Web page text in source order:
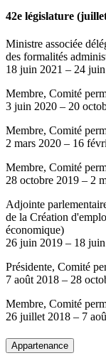
42e législature
Ministre associée
des formalités
18 juin 2021 – 24
Membre, Comité
3 juin 2020 – 20
Membre, Comité
2 mars 2020 – 16
Membre, Comité
28 octobre 2019 – 2
Adjointe
de la Création
économique)
26 juin 2019 – 18
Présidente, Comité
7 août 2018 – 28
Membre, Comité
26 juillet 2018 – 7
Appartenance